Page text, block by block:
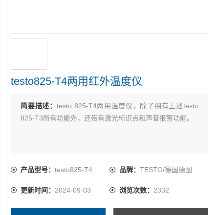
testo825-T4两用红外温度仪
简要描述： testo 825-T4两用温度仪，除了拥有上述testo
825-T3所有功能外，还带有激光标识点和声音报警功能。
产品型号：testo825-T4 品牌： TESTO/德国德图
更新时间： 2024-09-03 浏览次数： 2332